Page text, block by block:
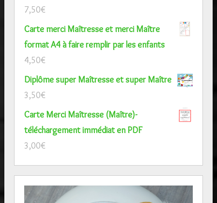
7,50€
Carte merci Maîtresse et merci Maître
format A4 à faire remplir par les enfants
4,50€
Diplôme super Maîtresse et super Maître
3,50€
Carte Merci Maîtresse (Maître)-
téléchargement immédiat en PDF
3,00€